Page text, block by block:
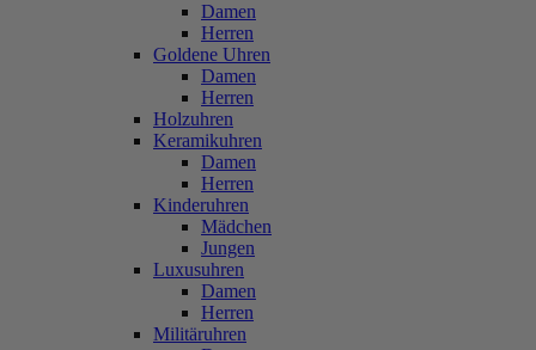
Damen
Herren
Goldene Uhren
Damen
Herren
Holzuhren
Keramikuhren
Damen
Herren
Kinderuhren
Mädchen
Jungen
Luxusuhren
Damen
Herren
Militäruhren